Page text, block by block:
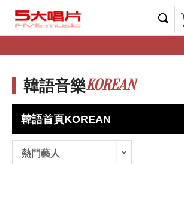
韓語音樂KOREAN
韓語首頁KOREAN
熱門藝人